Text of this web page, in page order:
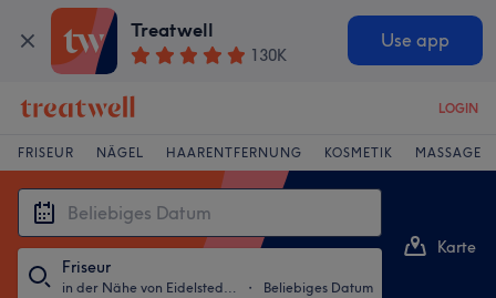
Treatwell
130K
Use app
LOGIN
FRISEUR NÄGEL HAARENTFERNUNG KOSMETIK MASSAGE
Friseur
in der Nähe von Eidelstedt, Hamburg ・ Beliebiges Datum
Karte